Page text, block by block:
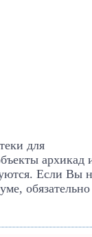
для
архикад
Если Вы
обязательно